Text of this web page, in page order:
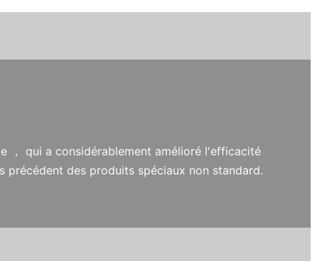
， qui a considérablement amélioré l'efficacité
des produits spéciaux non standard.